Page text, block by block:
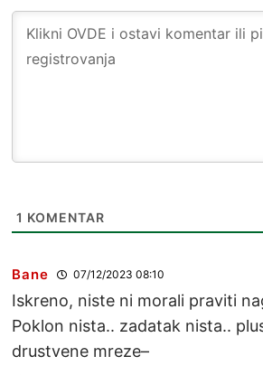
1 KOMENTAR
Bane 07/12/2023 08:10
Iskreno, niste ni morali praviti
Poklon nista.. zadatak nista..
drustvene mreze–